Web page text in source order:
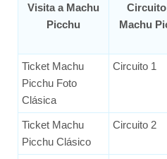
Visita a Machu
Picchu
Machu
Ticket Machu
Picchu Foto
Clásica
Circuito 1
Ticket Machu
Picchu Clásico
Circuito 2